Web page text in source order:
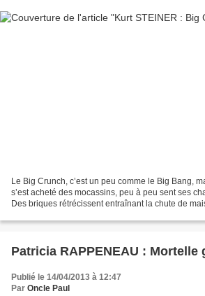
Le Big Crunch, c’est un peu comme le Big Bang,
s’est acheté des mocassins, peu à peu sent ses
Des briques rétrécissent entraînant la chute de
Patricia RAPPENEAU : Mortelle
Publié le 14/04/2013 à 12:47
Par Oncle Paul